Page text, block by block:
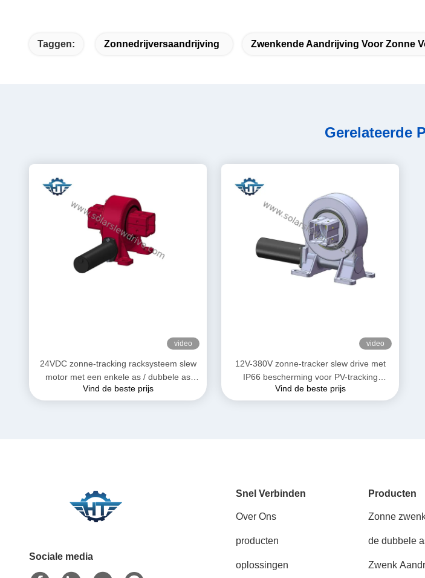
Taggen: Zonnedrijversaandrijving Zwenkende Aandrijving Voor Zonne
Gerelateerde
video
24VDC zonne-tracking racksysteem slew
motor met een enkele as / dubbele as
aandrijving
Vind de beste prijs
video
12V-380V zonne-tracker slew drive met
IP66 bescherming voor PV-tracking
systeem
Vind de beste prijs
Sociale media
Snel Verbinden
Over Ons
producten
oplossingen
Producten
Zonne
de dubbele
Zwenk